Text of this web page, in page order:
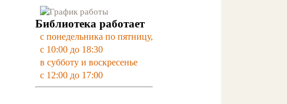
Библиотека работает
с понедельника по пятницу,
с 10:00 до 18:30
в субботу и воскресенье
с 12:00 до 17:00